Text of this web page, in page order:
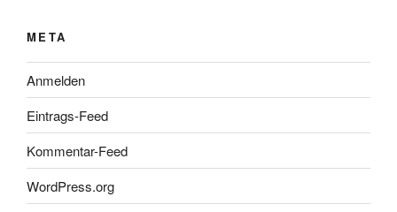
META
Anmelden
Eintrags-Feed
Kommentar-Feed
WordPress.org